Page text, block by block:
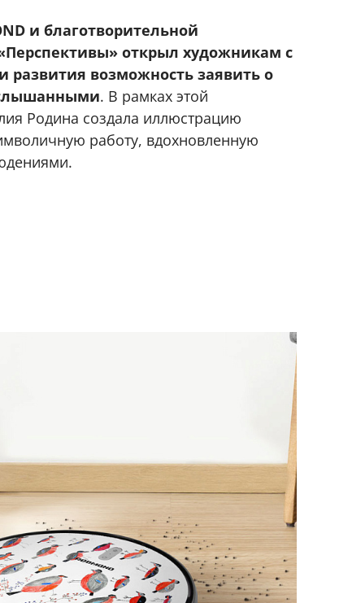
и благотворительной
открыл художникам с
развития возможность заявить о
. В рамках этой
Родина создала иллюстрацию
работу, вдохновленную